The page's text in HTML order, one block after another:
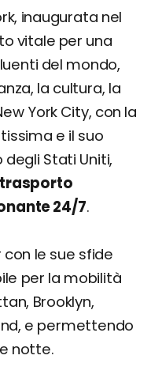
inaugurata nel
vitale per una
del mondo,
la cultura, la
York City, con la
e il suo
Stati Uniti,
24/7.
le sue sfide
per la mobilità
Brooklyn,
e permettendo
notte.